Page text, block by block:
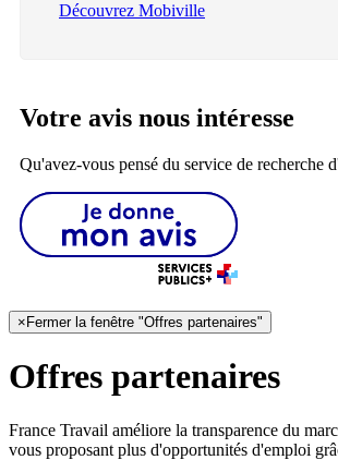
Découvrez Mobiville
Votre avis nous intéresse
Qu'avez-vous pensé du service de recherche
× Fermer la fenêtre "Offres partenaires"
Offres partenaires
France Travail améliore la transparence du
vous proposant plus d'opportunités d'emploi